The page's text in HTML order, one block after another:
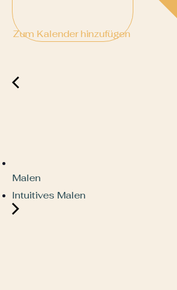
Zum Kalender hinzufügen
Malen
Intuitives Malen